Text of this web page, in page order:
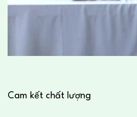
Cam kết chất lượng